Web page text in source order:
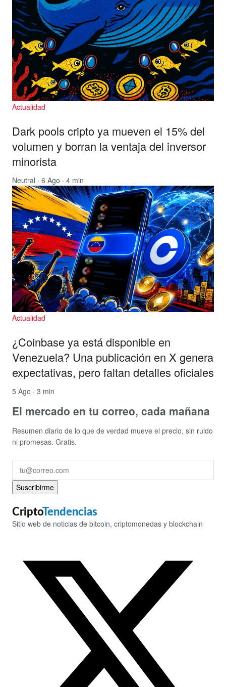
Actualidad
Dark pools cripto ya mueven el 15% del
volumen y borran la ventaja del inversor
minorista
Neutral · 6 Ago · 4 min
Actualidad
¿Coinbase ya está disponible en
Venezuela? Una publicación en X genera
expectativas, pero faltan detalles oficiales
5 Ago · 3 min
El mercado en tu correo, cada mañana
Resumen diario de lo que de verdad mueve el precio, sin ruido
ni promesas. Gratis.
Suscribirme
CriptoTendencias
Sitio web de noticias de bitcoin, criptomonedas y blockchain